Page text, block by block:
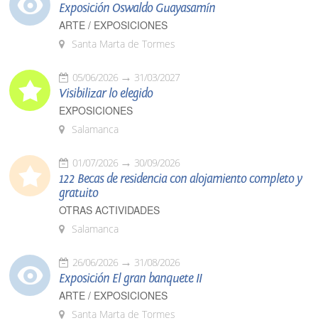
Exposición Oswaldo Guayasamín
ARTE / EXPOSICIONES
Santa Marta de Tormes
05/06/2026 31/03/2027
Visibilizar lo elegido
EXPOSICIONES
Salamanca
01/07/2026 30/09/2026
122 Becas de residencia con alojamiento completo y
gratuito
OTRAS ACTIVIDADES
Salamanca
26/06/2026 31/08/2026
Exposición El gran banquete II
ARTE / EXPOSICIONES
Santa Marta de Tormes